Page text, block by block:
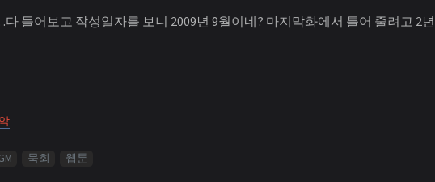
들어보고 작성일자를 보니 2009년 9월이네? 마지막화에서 틀어 줄려고 2
묵회 웹툰